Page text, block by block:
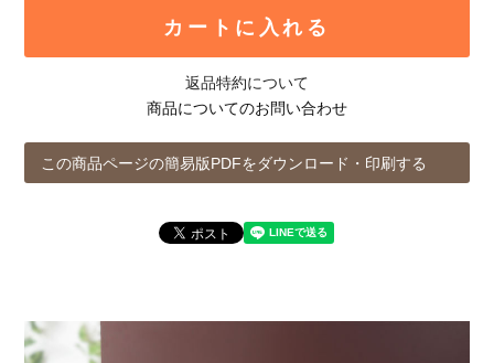
カートに入れる
返品特約について
商品についてのお問い合わせ
この商品ページの簡易版PDFをダウンロード・印刷する